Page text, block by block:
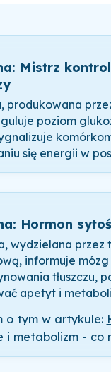
Mistrz
produkowana
poziom
się energii w
Hormon
wydzielana przez
informuje
tłuszczu,
apetyt i
o tym w artykule:
i metabolizm - co